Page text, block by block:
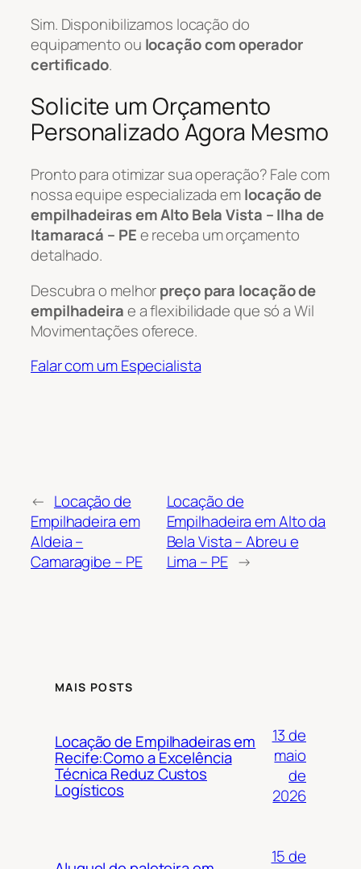
Sim. Disponibilizamos locação do
equipamento ou locação com operador
certificado.
Solicite um Orçamento
Personalizado Agora Mesmo
Pronto para otimizar sua operação? Fale com
nossa equipe especializada emlocação de
empilhadeiras em Alto Bela Vista – Ilha de
Itamaracá – PEe receba um orçamento
detalhado.
Descubra o melhorpreço para locação de
empilhadeirae a flexibilidade que só a Wil
Movimentações oferece.
Falar com um Especialista
← Locação de
Empilhadeira em
Aldeia –
Camaragibe – PE
Locação de
Empilhadeira em Alto da
Bela Vista – Abreu e
Lima – PE →
MAIS POSTS
Locação de Empilhadeiras em
Recife:Como a Excelência
Técnica Reduz Custos
Logísticos
13 de
maio
de
2026
15 de